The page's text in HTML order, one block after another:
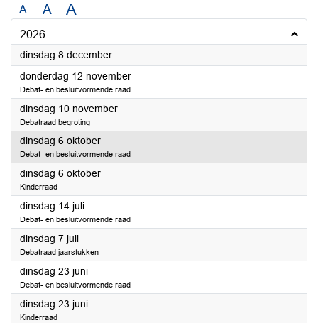
A A A
2026
dinsdag 8 december2026
donderdag 12 november2026
Debat- en besluitvormende raad
dinsdag 10 november2026
Debatraad begroting
dinsdag 6 oktober2026
Debat- en besluitvormende raad
dinsdag 6 oktober2026
Kinderraad
dinsdag 14 juli2026
Debat- en besluitvormende raad
dinsdag 7 juli2026
Debatraad jaarstukken
dinsdag 23 juni2026
Debat- en besluitvormende raad
dinsdag 23 juni2026
Kinderraad